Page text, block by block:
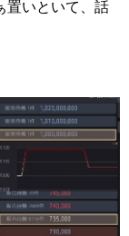
置いといて、話